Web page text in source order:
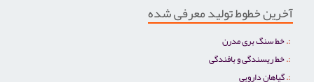
آخرین خطوط تولید معرفی شده
خط سنگ بری مدرن
خط ریسندگی و بافندگی
گیاهان دارویی